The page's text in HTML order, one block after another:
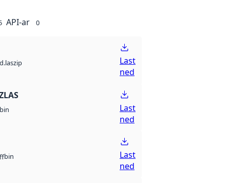
API-ar 0
Last
ned
bin
Last
ned
bin
Last
ned